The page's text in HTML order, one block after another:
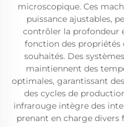
microscopique. Ces
puissance ajustables,
contrôler la profondeur
fonction des propriétés
souhaités. Des
maintiennent des
optimales, garantissant
des cycles de
infrarouge intègre des
prenant en charge